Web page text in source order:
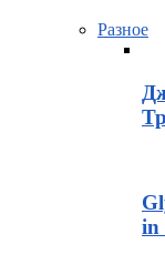
Разное
in